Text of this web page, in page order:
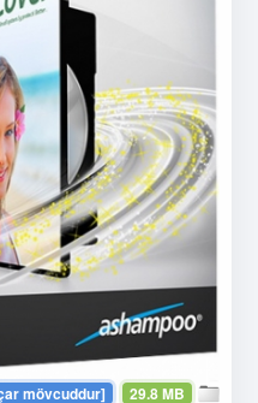
29.8 MB
mövcuddur]